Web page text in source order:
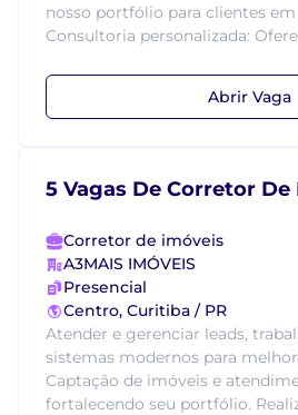
nosso portfólio para clientes
Consultoria personalizada:
Abrir Vaga
5 Vagas De Corretor De
Corretor de imóveis
A3MAIS IMÓVEIS
Presencial
Centro, Curitiba / PR
Atender e gerenciar leads,
sistemas modernos para
Captação de imóveis e
fortalecendo seu portfólio.